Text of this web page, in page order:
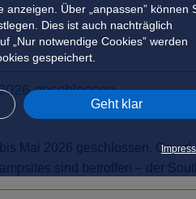
Über „anpassen” können
Dies ist auch nachträglich
„Nur notwendige Cookies” werden
gespeichert.
Geht klar
geschlossen
Mai 2026 geschlossen.
sind betroffen – der